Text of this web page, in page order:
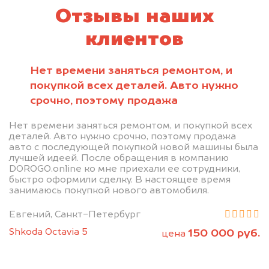
Отзывы наших
клиентов
Нет времени заняться ремонтом, и
покупкой всех деталей. Авто нужно
срочно, поэтому продажа
Нет времени заняться ремонтом, и покупкой всех
деталей. Авто нужно срочно, поэтому продажа
авто с последующей покупкой новой машины была
лучшей идеей. После обращения в компанию
DOROGO.online ко мне приехали ее сотрудники,
быстро оформили сделку. В настоящее время
занимаюсь покупкой нового автомобиля.
Евгений, Санкт-Петербург
Shkoda Octavia 5
цена 150 000 руб.